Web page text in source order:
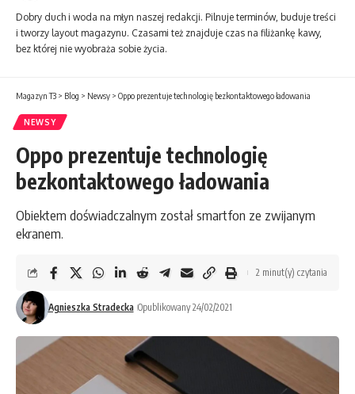
Dobry duch i woda na młyn naszej redakcji. Pilnuje terminów, buduje treści
i tworzy layout magazynu. Czasami też znajduje czas na filiżankę kawy,
bez której nie wyobraża sobie życia.
Magazyn T3 > Blog > Newsy > Oppo prezentuje technologię bezkontaktowego ładowania
NEWSY
Oppo prezentuje technologię
bezkontaktowego ładowania
Obiektem doświadczalnym został smartfon ze zwijanym
ekranem.
Agnieszka Stradecka Opublikowany 24/02/2021
2 minut(y) czytania